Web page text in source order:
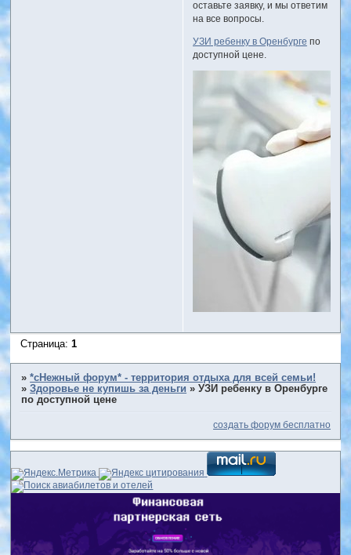
оставьте заявку, и мы ответим
на все вопросы.
УЗИ ребенку в Оренбурге по
доступной цене.
Страница:1
»*сНежный форум* - территория отдыха для всей семьи!
»Здоровье не купишь за деньги »УЗИ ребенку в Оренбурге
по доступной цене
создать форум бесплатно